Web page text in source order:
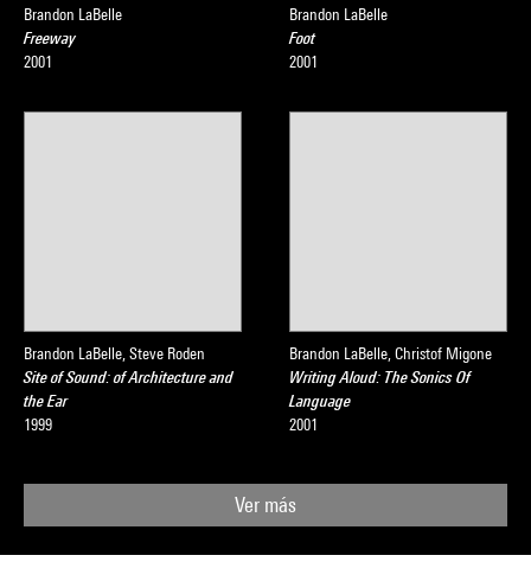
Brandon LaBelle
Freeway
2001
Brandon LaBelle
Foot
2001
Brandon LaBelle, Steve Roden
Site of Sound: of Architecture and
the Ear
1999
Brandon LaBelle, Christof Migone
Writing Aloud: The Sonics Of
Language
2001
Ver más